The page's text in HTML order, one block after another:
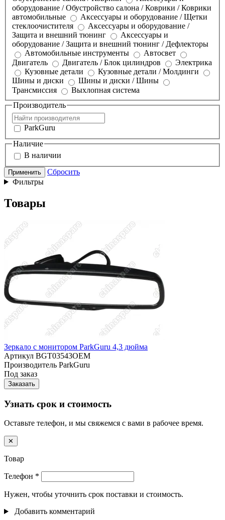
оборудование / Обустройство салона / Коврики / Коврики
автомобильные
Аксессуары и оборудование / Щетки
стеклоочистителя
Аксессуары и оборудование /
Защита и внешний тюнинг
Аксессуары и
оборудование / Защита и внешний тюнинг / Дефлекторы
Автомобильные инструменты
Автосвет
Двигатель
Двигатель / Блок цилиндров
Электрика
Кузовные детали
Кузовные детали / Молдинги
Шины и диски
Шины и диски / Шины
Трансмиссия
Выхлопная система
Производитель
ParkGuru
Наличие
В наличии
Применить
Сбросить
Фильтры
Товары
Зеркало с монитором ParkGuru 4,3 дюйма
Артикул BGT03543OEM
Производитель ParkGuru
Под заказ
Заказать
Узнать срок и стоимость
Оставьте телефон, и мы свяжемся с вами в рабочее время.
✕
Товар
Телефон *
Нужен, чтобы уточнить срок поставки и стоимость.
Добавить комментарий